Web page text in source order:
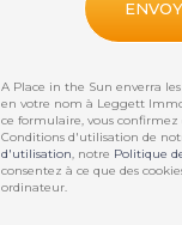
A Place in the Sun enverra
en votre nom à Leggett
ce formulaire, vous confirmez
Conditions d'utilisation de
d'utilisation, notre Politique
consentez à ce que des
ordinateur.